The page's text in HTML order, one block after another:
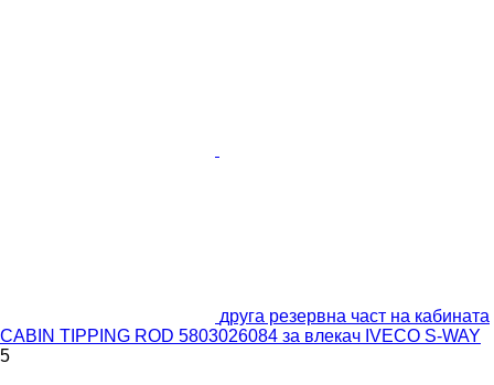
друга резервна част на кабината
CABIN TIPPING ROD 5803026084 за влекач IVECO S-WAY
5